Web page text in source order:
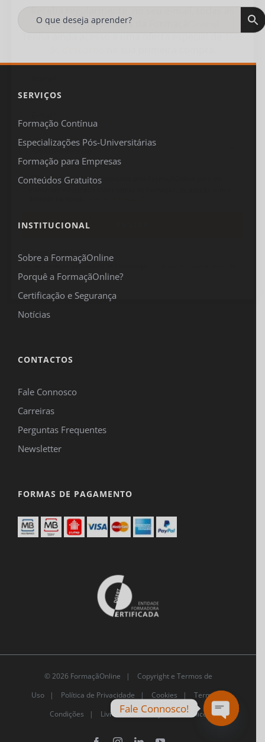
SERVIÇOS
Formação Contínua
Especializações Pós-Universitárias
Formação para Empresas
Conteúdos Gratuitos
INSTITUCIONAL
Sobre a FormaçãOnline
Porquê a FormaçãOnline?
Certificação e Segurança
Notícias
CONTACTOS
Fale Connosco
Carreiras
Perguntas Frequentes
Newsletter
FORMAS DE PAGAMENTO
© 2026 FormaçãOnline |
Copyright e Termos de
Uso| Política de Privacidade | Cookies |
Termos e
Condições |
Livro de Reclamações Eletrónico
Receba regularmente, no seu e-mail, todas as
ofertasenovidades
Tenha ainda acesso a uma oferta especial de15%
Concordo em ser contactado pela FormaçãOnline para me
Este site é protegido pelo reCAPTCHA e pelo Google
serviço se aplicam.
Fale Connosco!